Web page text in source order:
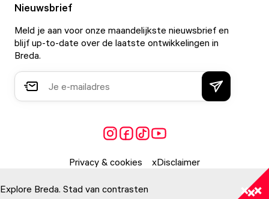
Nieuwsbrief
Meld je aan voor onze maandelijkste nieuwsbrief en
blijf up-to-date over de laatste ontwikkelingen in
Breda.
Privacy & cookies Disclaimer
Explore Breda. Stad van contrasten